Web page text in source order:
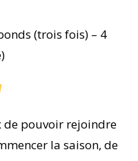
(trois fois) – 4
de pouvoir rejoindre
la saison, de